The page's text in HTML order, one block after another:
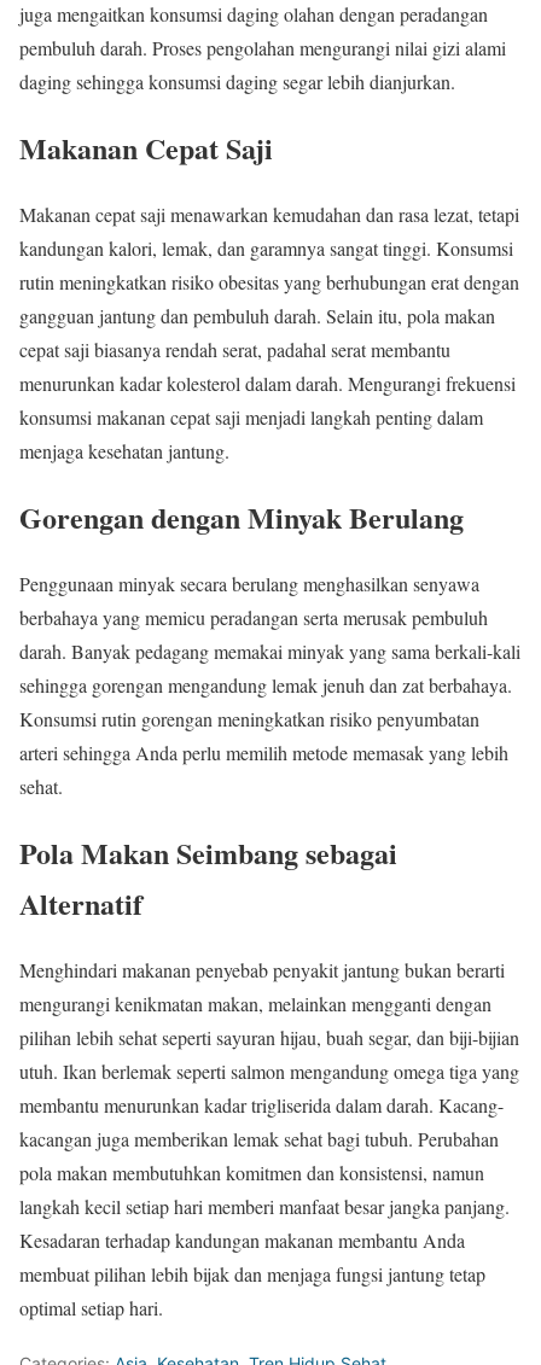
juga mengaitkan konsumsi daging olahan dengan peradangan
pembuluh darah. Proses pengolahan mengurangi nilai gizi alami
daging sehingga konsumsi daging segar lebih dianjurkan.
Makanan Cepat Saji
Makanan cepat saji menawarkan kemudahan dan rasa lezat, tetapi
kandungan kalori, lemak, dan garamnya sangat tinggi. Konsumsi
rutin meningkatkan risiko obesitas yang berhubungan erat dengan
gangguan jantung dan pembuluh darah. Selain itu, pola makan
cepat saji biasanya rendah serat, padahal serat membantu
menurunkan kadar kolesterol dalam darah. Mengurangi frekuensi
konsumsi makanan cepat saji menjadi langkah penting dalam
menjaga kesehatan jantung.
Gorengan dengan Minyak Berulang
Penggunaan minyak secara berulang menghasilkan senyawa
berbahaya yang memicu peradangan serta merusak pembuluh
darah. Banyak pedagang memakai minyak yang sama berkali-kali
sehingga gorengan mengandung lemak jenuh dan zat berbahaya.
Konsumsi rutin gorengan meningkatkan risiko penyumbatan
arteri sehingga Anda perlu memilih metode memasak yang lebih
sehat.
Pola Makan Seimbang sebagai
Alternatif
Menghindari makanan penyebab penyakit jantung bukan berarti
mengurangi kenikmatan makan, melainkan mengganti dengan
pilihan lebih sehat seperti sayuran hijau, buah segar, dan biji-bijian
utuh. Ikan berlemak seperti salmon mengandung omega tiga yang
membantu menurunkan kadar trigliserida dalam darah. Kacang-
kacangan juga memberikan lemak sehat bagi tubuh. Perubahan
pola makan membutuhkan komitmen dan konsistensi, namun
langkah kecil setiap hari memberi manfaat besar jangka panjang.
Kesadaran terhadap kandungan makanan membantu Anda
membuat pilihan lebih bijak dan menjaga fungsi jantung tetap
optimal setiap hari.